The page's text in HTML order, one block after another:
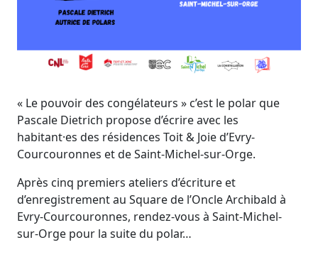
« Le pouvoir des congélateurs » c’est le polar que
Pascale Dietrich propose d’écrire avec les
habitant·es des résidences Toit & Joie d’Evry-
Courcouronnes et de Saint-Michel-sur-Orge.
Après cinq premiers ateliers d’écriture et
d’enregistrement au Square de l’Oncle Archibald à
Evry-Courcouronnes, rendez-vous à Saint-Michel-
sur-Orge pour la suite du polar…